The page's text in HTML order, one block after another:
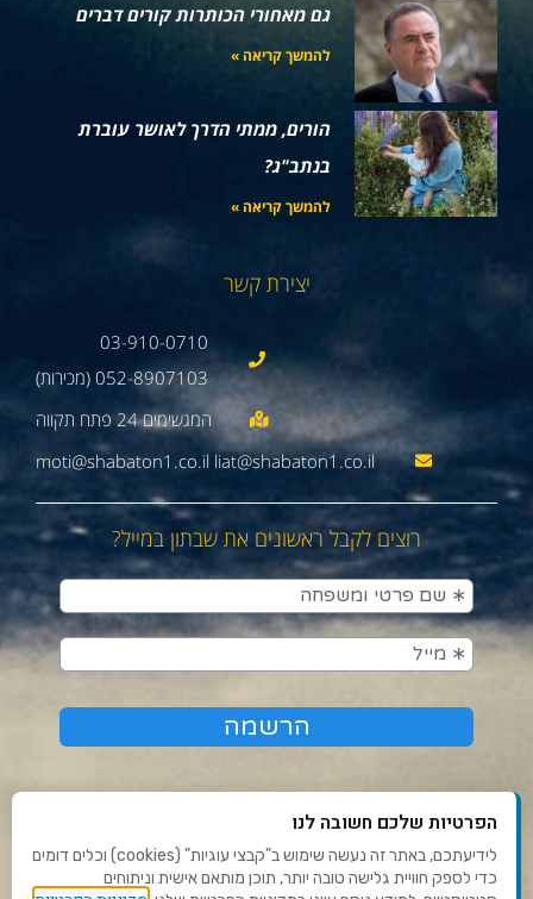
גם מאחורי הכותרות קורים דברים
להמשך קריאה »
הורים, ממתי הדרך לאושר עוברת
בנתב"ג?
להמשך קריאה »
יצירת קשר
03-910-0710
052-8907103 (מכירות)
moti@shabaton1.co.il liat@shabaton1.co.il
רוצים לקבל ראשונים את שבתון במייל?
תנאי שימוש ומדיניות פרטיות
הפרטיות שלכם חשובה לנו
לידיעתכם, באתר זה נעשה שימוש ב"קבצי עוגיות" (cookies) וכלים דומים
כדי לספק חוויית גלישה טובה יותר, תוכן מותאם אישית וניתוחים